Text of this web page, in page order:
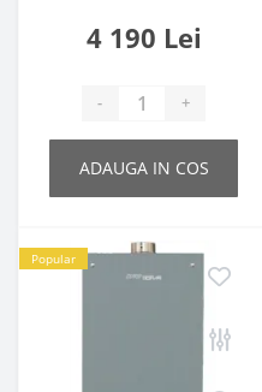
4 190 Lei
- +
ADAUGA IN COS
Popular